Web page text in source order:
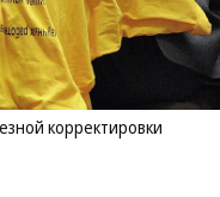
корректировки